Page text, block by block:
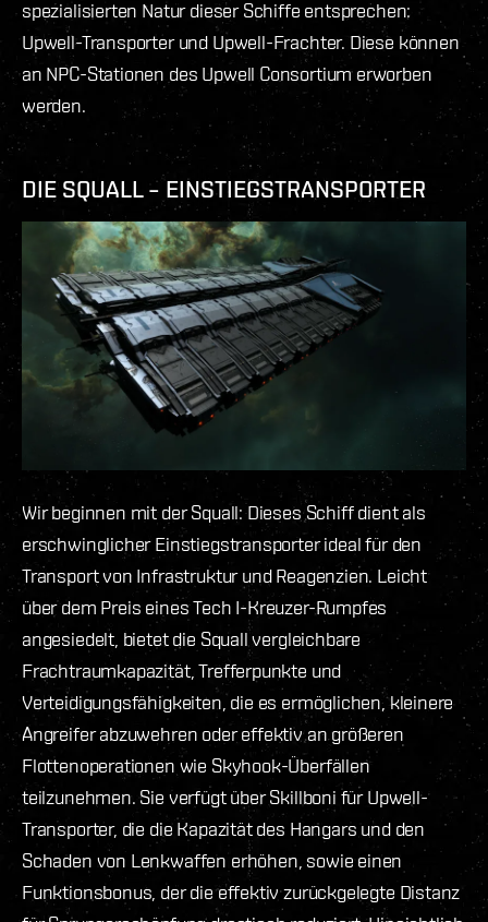
spezialisierten Natur dieser Schiffe entsprechen:
Upwell-Transporter und Upwell-Frachter. Diese können
an NPC-Stationen des Upwell Consortium erworben
werden.
DIE SQUALL – EINSTIEGSTRANSPORTER
Wir beginnen mit der Squall: Dieses Schiff dient als
erschwinglicher Einstiegstransporter ideal für den
Transport von Infrastruktur und Reagenzien. Leicht
über dem Preis eines Tech I-Kreuzer-Rumpfes
angesiedelt, bietet die Squall vergleichbare
Frachtraumkapazität, Trefferpunkte und
Verteidigungsfähigkeiten, die es ermöglichen, kleinere
Angreifer abzuwehren oder effektiv an größeren
Flottenoperationen wie Skyhook-Überfällen
teilzunehmen. Sie verfügt über Skillboni für Upwell-
Transporter, die die Kapazität des Hangars und den
Schaden von Lenkwaffen erhöhen, sowie einen
Funktionsbonus, der die effektiv zurückgelegte Distanz